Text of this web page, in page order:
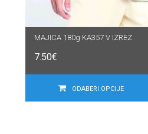
MAJICA 180g KA357 V IZREZ
7.50€
ODABERI OPCIJE